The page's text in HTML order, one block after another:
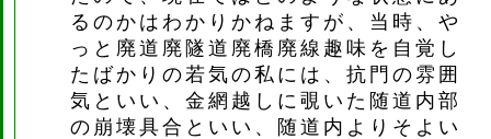
るのかはわかりかねますが、当時、や
っと廃道廃隧道廃橋廃線趣味を自覚し
たばかりの若気の私には、抗門の雰囲
気といい、金網越しに覗いた随道内部
の崩壊具合といい、随道内よりそよい